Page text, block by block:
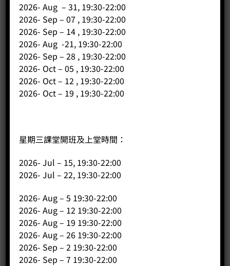
主頁
導師簡介
商店（產品）
課程/工作坊
2026- Aug – 31, 19:30-22:00
2026- Sep – 07 , 19:30-22:00
2026- Sep – 14 , 19:30-22:00
2026- Aug -21, 19:30-22:00
2026- Sep – 28 , 19:30-22:00
2026- Oct – 05 , 19:30-22:00
2026- Oct – 12 , 19:30-22:00
2026- Oct – 19 , 19:30-22:00
星期三課堂開班及上堂時間：
2026- Jul – 15, 19:30-22:00
2026- Jul – 22, 19:30-22:00
2026- Aug – 5 19:30-22:00
2026- Aug – 12 19:30-22:00
2026- Aug – 19 19:30-22:00
2026- Aug – 26 19:30-22:00
2026- Sep – 2 19:30-22:00
2026- Sep – 7 19:30-22:00